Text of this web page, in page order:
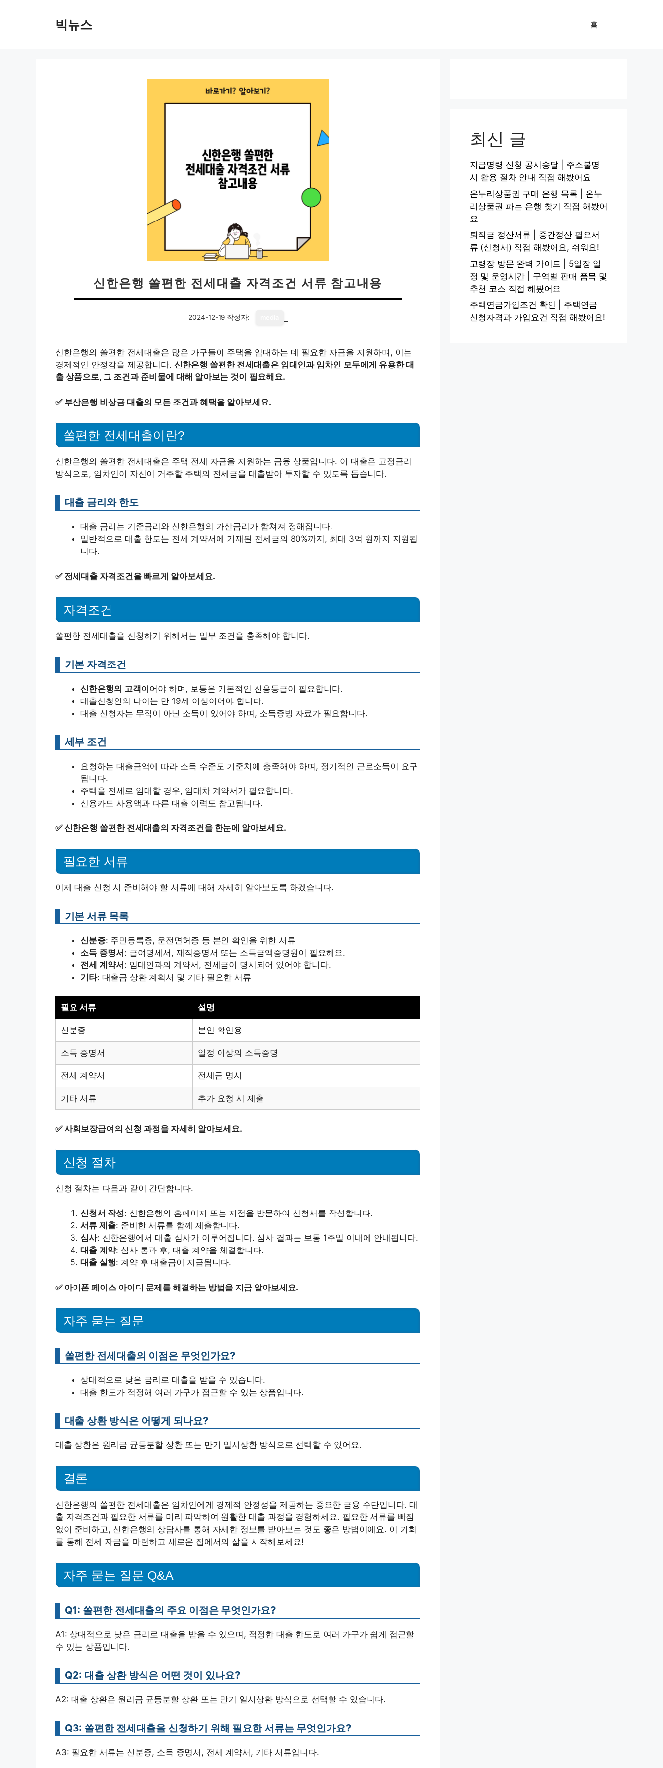
빅뉴스 홈
신한은행 쏠편한 전세대출 자격조건 서류 참고내용
2024-12-19 작성자:
신한은행의 쏠편한 전세대출은 많은 가구들이 주택을 임대하는 데 필요한 자금을 지원하며, 이는
경제적인 안정감을 제공합니다. 신한은행 쏠편한 전세대출은 임대인과 임차인 모두에게 유용한 대
출 상품으로, 그 조건과 준비물에 대해 알아보는 것이 필요해요.
✅ 부산은행 비상금 대출의 모든 조건과 혜택을 알아보세요.
쏠편한 전세대출이란?
신한은행의 쏠편한 전세대출은 주택 전세 자금을 지원하는 금융 상품입니다. 이 대출은 고정금리
방식으로, 임차인이 자신이 거주할 주택의 전세금을 대출받아 투자할 수 있도록 돕습니다.
대출 금리와 한도
대출 금리는 기준금리와 신한은행의 가산금리가 합쳐져 정해집니다.
일반적으로 대출 한도는 전세 계약서에 기재된 전세금의 80%까지, 최대 3억 원까지 지원됩
니다.
✅ 전세대출 자격조건을 빠르게 알아보세요.
자격조건
쏠편한 전세대출을 신청하기 위해서는 일부 조건을 충족해야 합니다.
기본 자격조건
신한은행의 고객이어야 하며, 보통은 기본적인 신용등급이 필요합니다.
대출신청인의 나이는 만 19세 이상이어야 합니다.
대출 신청자는 무직이 아닌 소득이 있어야 하며, 소득증빙 자료가 필요합니다.
세부 조건
요청하는 대출금액에 따라 소득 수준도 기준치에 충족해야 하며, 정기적인 근로소득이 요구
됩니다.
주택을 전세로 임대할 경우, 임대차 계약서가 필요합니다.
신용카드 사용액과 다른 대출 이력도 참고됩니다.
✅신한은행 쏠편한 전세대출의 자격조건을 한눈에 알아보세요.
필요한 서류
이제 대출 신청 시 준비해야 할 서류에 대해 자세히 알아보도록 하겠습니다.
기본 서류 목록
신분증: 주민등록증, 운전면허증 등 본인 확인을 위한 서류
소득 증명서: 급여명세서, 재직증명서 또는 소득금액증명원이 필요해요.
전세 계약서: 임대인과의 계약서, 전세금이 명시되어 있어야 합니다.
기타: 대출금 상환 계획서 및 기타 필요한 서류
필요 서류 설명
신분증 본인 확인용
소득 증명서 일정 이상의 소득증명
전세 계약서 전세금 명시
기타 서류 추가 요청 시 제출
✅사회보장급여의 신청 과정을 자세히 알아보세요.
신청 절차
신청 절차는 다음과 같이 간단합니다.
신청서 작성: 신한은행의 홈페이지 또는 지점을 방문하여 신청서를 작성합니다.
서류 제출: 준비한 서류를 함께 제출합니다.
심사: 신한은행에서 대출 심사가 이루어집니다. 심사 결과는 보통 1주일 이내에 안내됩니다.
대출 계약: 심사 통과 후, 대출 계약을 체결합니다.
대출 실행: 계약 후 대출금이 지급됩니다.
✅ 아이폰 페이스 아이디 문제를 해결하는 방법을 지금 알아보세요.
자주 묻는 질문
쏠편한 전세대출의 이점은 무엇인가요?
상대적으로 낮은 금리로 대출을 받을 수 있습니다.
대출 한도가 적정해 여러 가구가 접근할 수 있는 상품입니다.
대출 상환 방식은 어떻게 되나요?
대출 상환은 원리금 균등분할 상환 또는 만기 일시상환 방식으로 선택할 수 있어요.
결론
신한은행의 쏠편한 전세대출은 임차인에게 경제적 안정성을 제공하는 중요한 금융 수단입니다. 대
출 자격조건과 필요한 서류를 미리 파악하여 원활한 대출 과정을 경험하세요. 필요한 서류를 빠짐
없이 준비하고, 신한은행의 상담사를 통해 자세한 정보를 받아보는 것도 좋은 방법이에요. 이 기회
를 통해 전세 자금을 마련하고 새로운 집에서의 삶을 시작해보세요!
자주 묻는 질문 Q&A
Q1: 쏠편한 전세대출의 주요 이점은 무엇인가요?
A1: 상대적으로 낮은 금리로 대출을 받을 수 있으며, 적정한 대출 한도로 여러 가구가 쉽게 접근할
수 있는 상품입니다.
Q2: 대출 상환 방식은 어떤 것이 있나요?
A2: 대출 상환은 원리금 균등분할 상환 또는 만기 일시상환 방식으로 선택할 수 있습니다.
Q3: 쏠편한 전세대출을 신청하기 위해 필요한 서류는 무엇인가요?
A3: 필요한 서류는 신분증, 소득 증명서, 전세 계약서, 기타 서류입니다.
최신 글
지급명령 신청 공시송달 | 주소불명
시 활용 절차 안내 직접 해봤어요
온누리상품권 구매 은행 목록 | 온누
리상품권 파는 은행 찾기 직접 해봤어
요
퇴직금 정산서류 | 중간정산 필요서
류 (신청서) 직접 해봤어요, 쉬워요!
고령장 방문 완벽 가이드 | 5일장 일
정 및 운영시간 | 구역별 판매 품목 및
추천 코스 직접 해봤어요
주택연금가입조건 확인 | 주택연금
신청자격과 가입요건 직접 해봤어요!